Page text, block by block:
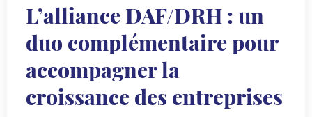
L’alliance DAF/DRH : un
duo complémentaire pour
accompagner la
croissance des entreprises